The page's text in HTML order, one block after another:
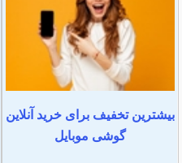
بیشترین تخفیف برای خرید آنلاین
گوشی موبایل